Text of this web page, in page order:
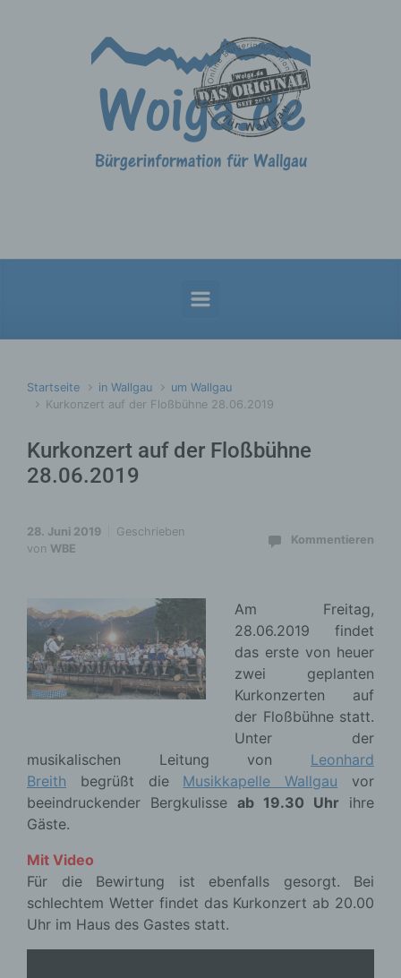
Startseite in Wallgau
um Wallgau
Kurkonzert auf der Floßbühne 28.06.2019
Kurkonzert auf der Floßbühne
28.06.2019
28. Juni 2019
Geschrieben
von WBE
Kommentieren
Am Freitag,
28.06.2019 findet
das erste von heuer
zwei geplanten
Kurkonzerten auf
der Floßbühne statt.
Unter der
musikalischen Leitung von Leonhard
Breith begrüßt die Musikkapelle Wallgau vor
beeindruckender Bergkulisse ab 19.30 Uhr ihre
Gäste.
Mit Video
Für die Bewirtung ist ebenfalls gesorgt. Bei
schlechtem Wetter findet das Kurkonzert ab 20.00
Uhr im Haus des Gastes statt.